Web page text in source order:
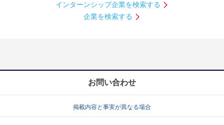
【4年生】
説明会を探す
インターンを探す
就活ノウハウ・サポート
就活支援
就活ノウハウが満載！ お役立ち記事・相談室など
インターンシップ企業を検索する
企業を検索する
お問い合わせ
掲載内容と事実が異なる場合